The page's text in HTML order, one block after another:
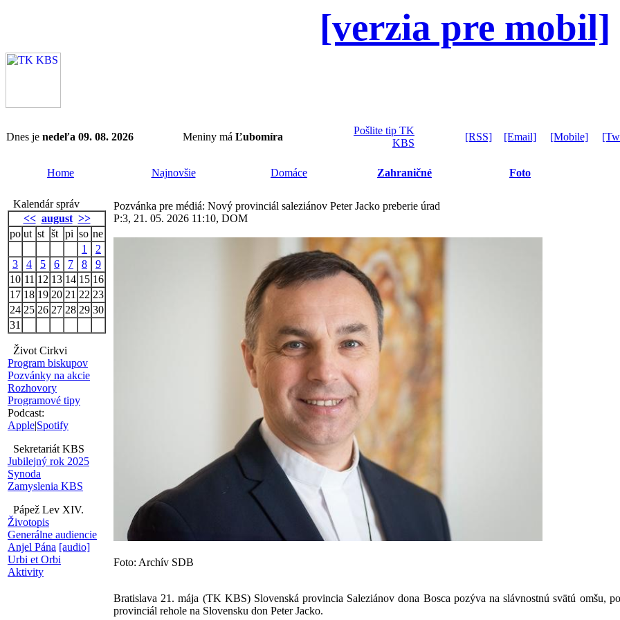
[verzia pre mobil]
Dnes je nedeľa 09. 08. 2026 Meniny má Ľubomíra
Pošlite tip TK
KBS
[RSS] [Email] [Mobile]
Home Najnovšie Domáce Zahraničné Foto
Kalendár správ
<< august >>
po ut st št pi so ne
1
2
3
4 5 6 7 8
9
10 11 12 13 14 15 16
17 18 19 20 21 22 23
24 25 26 27 28 29 30
31
Život Cirkvi
Program biskupov
Pozvánky na akcie
Rozhovory
Programové tipy
Podcast:
Apple|Spotify
Sekretariát KBS
Jubilejný rok 2025
Synoda
Zamyslenia KBS
Pápež Lev XIV.
Životopis
Generálne audiencie
Anjel Pána [audio]
Urbi et Orbi
Aktivity
Pozvánka pre médiá: Nový provinciál saleziánov Peter Jacko preberie úrad
P:3, 21. 05. 2026 11:10, DOM
Foto: Archív SDB
Bratislava 21. mája (TK KBS) Slovenská provincia Saleziánov dona Bosca pozýva na slávnostnú svätú omšu,
provinciál rehole na Slovensku don Peter Jacko.